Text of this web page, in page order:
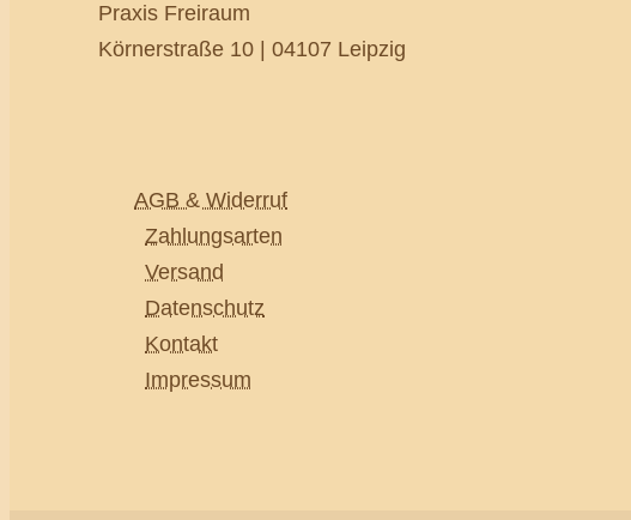
Praxis Freiraum
Körnerstraße 10 | 04107 Leipzig
AGB & Widerruf
Zahlungsarten
Versand
Datenschutz
Kontakt
Impressum